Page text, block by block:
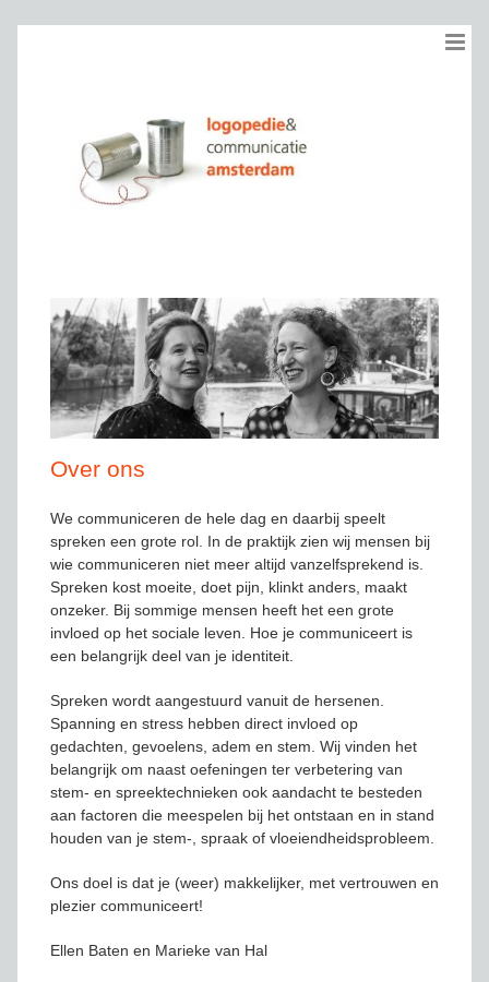
Over ons
We communiceren de hele dag en daarbij speelt
spreken een grote rol. In de praktijk zien wij mensen bij
wie communiceren niet meer altijd vanzelfsprekend is.
Spreken kost moeite, doet pijn, klinkt anders, maakt
onzeker. Bij sommige mensen heeft het een grote
invloed op het sociale leven. Hoe je communiceert is
een belangrijk deel van je identiteit.
Spreken wordt aangestuurd vanuit de hersenen.
Spanning en stress hebben direct invloed op
gedachten, gevoelens, adem en stem. Wij vinden het
belangrijk om naast oefeningen ter verbetering van
stem- en spreektechnieken ook aandacht te besteden
aan factoren die meespelen bij het ontstaan en in stand
houden van je stem-, spraak of vloeiendheidsprobleem.
Ons doel is dat je (weer) makkelijker, met vertrouwen en
plezier communiceert!
Ellen Baten en Marieke van Hal